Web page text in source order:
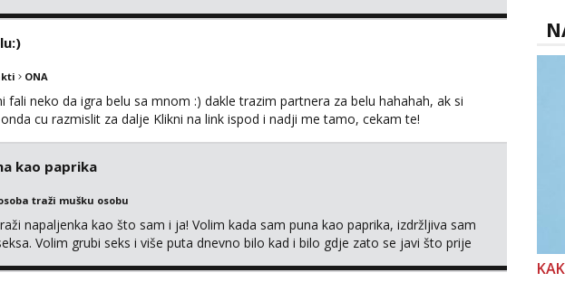
ONA
fali neko da igra belu sa mnom :) dakle trazim partnera za belu hahahah, ak si
cu razmislit za dalje Klikni na link ispod i nadji me tamo, cekam te!
kao paprika
traži mušku osobu
napaljenka kao što sam i ja! Volim kada sam puna kao paprika, izdržljiva sam
Volim grubi seks i više puta dnevno bilo kad i bilo gdje zato se javi što prije